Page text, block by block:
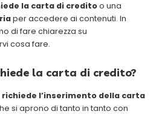
la carta di creditoo una
per accedere ai contenuti. In
di fare chiarezza su
cosa fare.
la carta di credito?
richiede l’inserimento della carta
si aprono di tanto in tanto con